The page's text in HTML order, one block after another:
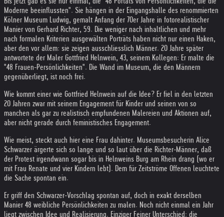
Moderne beeinflussten". Sie hängen in der Eingangshalle des renommierten
Kölner Museum Ludwig, gemalt Anfang der 70er Jahre in fotorealistischer
Manier von Gerhard Richter, 59. Die weniger nach inhaltlichen und mehr
nach formalen Kriterien ausgewälten Porträts haben nicht nur einen Haken,
aber den vor allem: sie zeigen ausschliesslich Männer. 20 Jahre später
antwortete der Maler Gottfried Helnwein, 43, seinem Kollegen: Er malte die
"48 Frauen-Persönlichkeiten". Die Wand im Museum, die den Männern
gegenüberliegt, ist noch frei.
Wie kommt einer wie Gottfried Helnwein auf die Idee? Er fiel in den letzten
20 Jahren zwar mit seinem Engagement für Kinder und seinen von so
manchen als gar zu realistisch empfundenen Malereien und Aktionen auf,
aber nicht gerade durch feministisches Engagement.
Wie meist, steckt auch hier eine Frau dahinter. Museumsbesucherin Alice
Schwarzer ärgerte sich so lange und so laut über die Richter-Männer, daß
der Protest irgendwann sogar bis in Helnweins Burg am Rhein drang (wo er
mit Frau Renate und vier Kindern lebt). Dem für Zeitströme Offenen leuchtete
die Sache spontan ein.
Er griff den Schwarzer-Vorschlag spontan auf, doch in exakt derselben
Manier 48 weibliche Persönlichkeiten zu malen. Noch nicht einmal ein Jahr
liegt zwischen Idee und Realisierung. Einziger Feiner Unterschied: die